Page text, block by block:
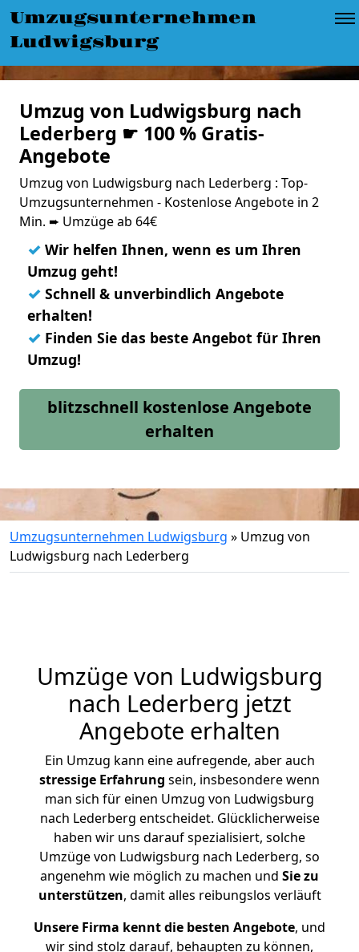
Umzugsunternehmen
Ludwigsburg
Umzug von Ludwigsburg nach
Lederberg ☛ 100 % Gratis-
Angebote
Umzug von Ludwigsburg nach Lederberg : Top-
Umzugsunternehmen - Kostenlose Angebote in 2
Min. ➨ Umzüge ab 64€
✓ Wir helfen Ihnen, wenn es um Ihren
Umzug geht!
✓ Schnell & unverbindlich Angebote
erhalten!
✓ Finden Sie das beste Angebot für Ihren
Umzug!
blitzschnell kostenlose Angebote
erhalten
Umzugsunternehmen Ludwigsburg » Umzug von
Ludwigsburg nach Lederberg
Umzüge von Ludwigsburg
nach Lederberg jetzt
Angebote erhalten
Ein Umzug kann eine aufregende, aber auch
stressige Erfahrung sein, insbesondere wenn
man sich für einen Umzug von Ludwigsburg
nach Lederberg entscheidet. Glücklicherweise
haben wir uns darauf spezialisiert, solche
Umzüge von Ludwigsburg nach Lederberg, so
angenehm wie möglich zu machen und Sie zu
unterstützen, damit alles reibungslos verläuft
Unsere Firma kennt die besten Angebote, und
wir sind stolz darauf, behaupten zu können,